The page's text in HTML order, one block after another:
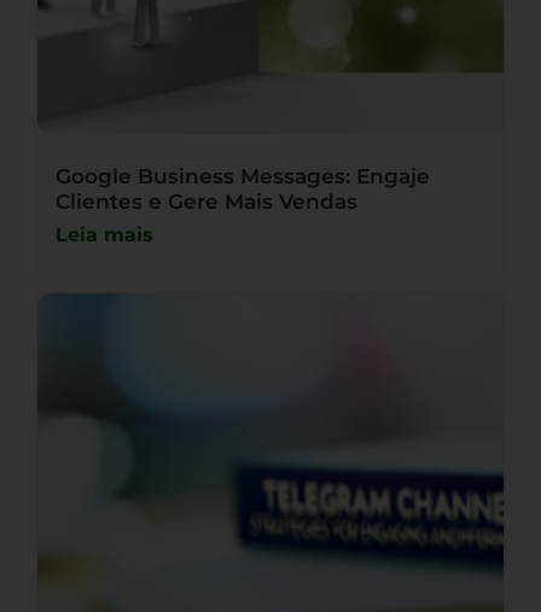
Google Business Messages: Engaje
Clientes e Gere Mais Vendas
Leia mais